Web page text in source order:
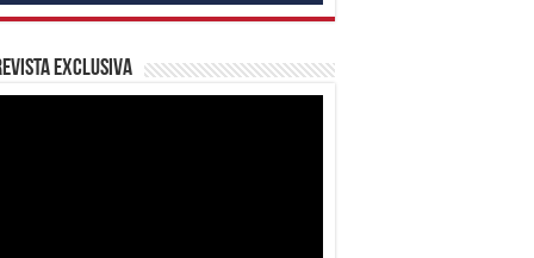
Exclusiva